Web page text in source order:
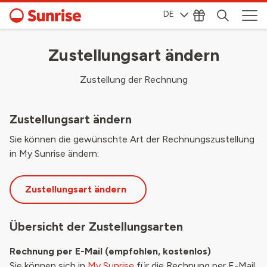
DE
Zustellungsart ändern
Zustellung der Rechnung
Zustellungsart ändern
Sie können die gewünschte Art der Rechnungszustellung
in My Sunrise ändern:
Zustellungsart ändern
Übersicht der Zustellungsarten
Rechnung per E-Mail (empfohlen, kostenlos)